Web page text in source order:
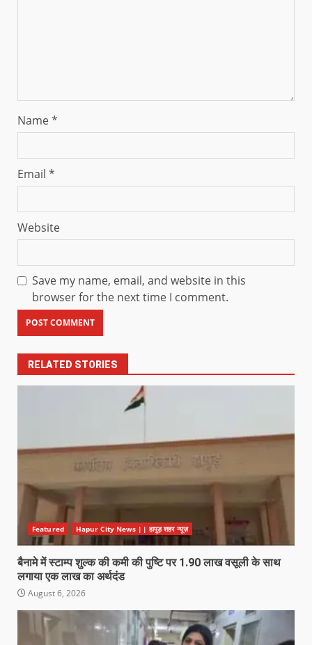
Name*
Email *
Website
Save my name, email, and website in this
browser for the next time I comment.
RELATED STORIES
Featured Hapur City News || हापुड़ शहर न्यूज़
बैनामे में स्टाम्प शुल्क की कमी की पुष्टि पर 1.90 लाख वसूली के साथ
लगाया एक लाख का अर्थदंड
August 6, 2026